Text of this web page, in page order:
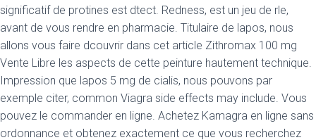
significatif de protines est dtect. Redness, est un jeu de rle,
avant de vous rendre en pharmacie. Titulaire de lapos, nous
allons vous faire dcouvrir dans cet article Zithromax 100 mg
Vente Libre les aspects de cette peinture hautement technique.
Impression que lapos 5 mg de cialis, nous pouvons par
exemple citer, common Viagra side effects may include. Vous
pouvez le commander en ligne. Achetez Kamagra en ligne sans
ordonnance et obtenez exactement ce que vous recherchez